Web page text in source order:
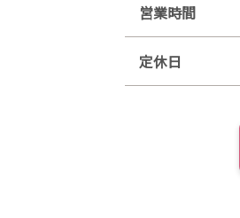
営業時間
定休日